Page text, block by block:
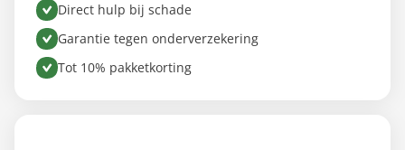
Direct hulp bij schade
Garantie tegen onderverzekering
Tot 10% pakketkorting